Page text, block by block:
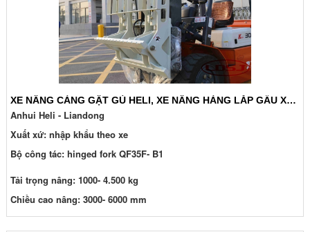
XE NÂNG CÀNG GẬT GÙ HELI, XE NÂNG HÀNG LẮP GẦU XÚC ĐỔ
Anhui Heli - Liandong
Xuất xứ: nhập khẩu theo xe
Bộ công tác: hinged fork QF35F- B1
Tải trọng nâng: 1000- 4.500 kg
Chiều cao nâng: 3000- 6000 mm